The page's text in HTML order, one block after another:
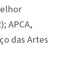
APCA,
das Artes